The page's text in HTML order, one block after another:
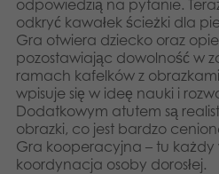
odpowiedzią na pytanie.
odkryć kawałek ścieżki dla
Gra otwiera dziecko oraz
pozostawiając dowolność w
ramach kafelków z
wpisuje się w ideę nauki i
Dodatkowym atutem są
obrazki, co jest bardzo
Gra kooperacyjna – tu
koordynacja osoby dorosłej.